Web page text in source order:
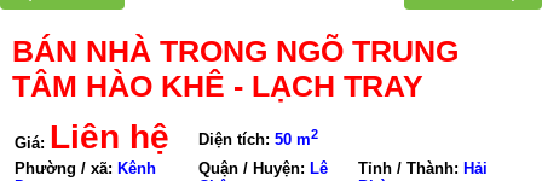
BÁN NHÀ TRONG NGÕ TRUNG
TÂM HÀO KHÊ - LẠCH TRAY
Giá: Liên hệ Diện tích: 50 m2
Phường / xã: Kênh
Quận / Huyện: Lê
Tỉnh / Thành: Hải